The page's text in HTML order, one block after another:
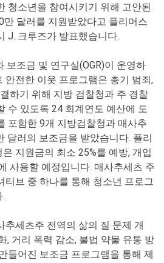
청소년을 참여시키기 위해 고안된
만 달러를 지원받았다고 플리머스
J. 크루즈가 발표했습니다.
보조금 및 연구실(OGR)이 운영하
안전한 이웃 프로그램은 총기 범죄,
하기 위해 지방 검찰청과 주 경찰
수 있도록 24 회계연도 예산에 도
포함한 9개 지방검찰청과 매사추
달러의 보조금을 받았습니다. 플리
지원금의 최소 25%를 예방, 개입
사용할 예정입니다. 매사추세츠 주
티브 중 하나를 통해 청소년 프로그
추세츠주 전역의 삶의 질 문제 개
, 거리 폭력 감소, 불법 약물 유통 방
들어진 보조금 프로그램을 통해 제